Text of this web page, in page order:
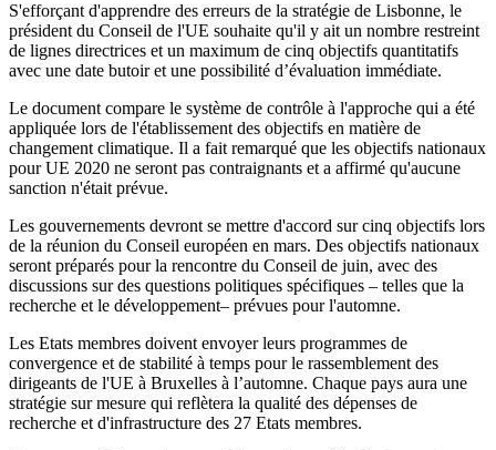
S'efforçant d'apprendre des erreurs de la stratégie de Lisbonne, le
président du Conseil de l'UE souhaite qu'il y ait un nombre restreint
de lignes directrices et un maximum de cinq objectifs quantitatifs
avec une date butoir et une possibilité d’évaluation immédiate.
Le document compare le système de contrôle à l'approche qui a été
appliquée lors de l'établissement des objectifs en matière de
changement climatique. Il a fait remarqué que les objectifs nationaux
pour UE 2020 ne seront pas contraignants et a affirmé qu'aucune
sanction n'était prévue.
Les gouvernements devront se mettre d'accord sur cinq objectifs lors
de la réunion du Conseil européen en mars. Des objectifs nationaux
seront préparés pour la rencontre du Conseil de juin, avec des
discussions sur des questions politiques spécifiques – telles que la
recherche et le développement– prévues pour l'automne.
Les Etats membres doivent envoyer leurs programmes de
convergence et de stabilité à temps pour le rassemblement des
dirigeants de l'UE à Bruxelles à l’automne. Chaque pays aura une
stratégie sur mesure qui reflètera la qualité des dépenses de
recherche et d'infrastructure des 27 Etats membres.